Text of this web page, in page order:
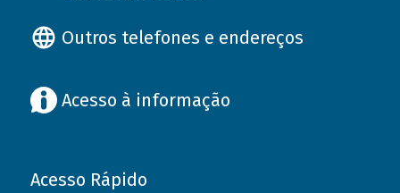
Outros telefones e endereços
Acesso à informação
Acesso Rápido